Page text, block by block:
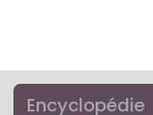
Encyclopédie